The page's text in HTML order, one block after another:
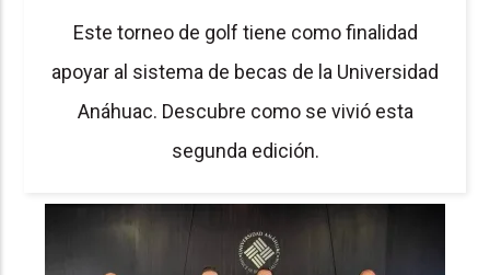
Este torneo de golf tiene como finalidad
apoyar al sistema de becas de la Universidad
Anáhuac. Descubre como se vivió esta
segunda edición.